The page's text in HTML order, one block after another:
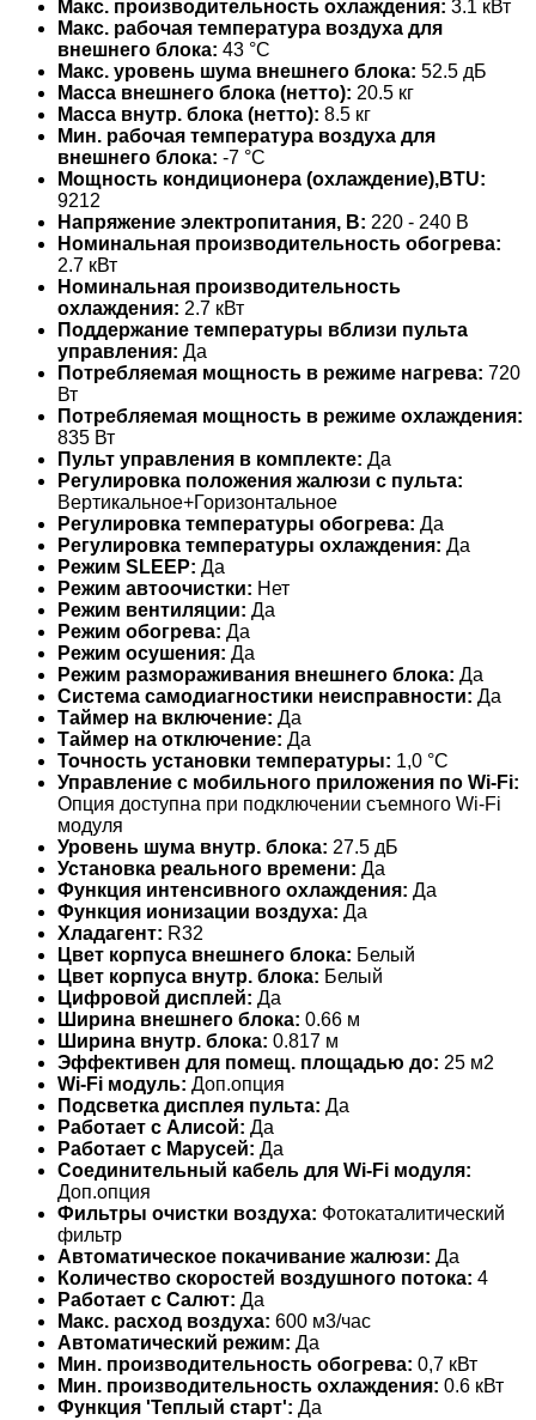
Макс. производительность охлаждения: 3.1 кВт
Макс. рабочая температура воздуха для
внешнего блока: 43 °С
Макс. уровень шума внешнего блока: 52.5 дБ
Масса внешнего блока (нетто): 20.5 кг
Масса внутр. блока (нетто): 8.5 кг
Мин. рабочая температура воздуха для
внешнего блока: -7 °С
Мощность кондиционера (охлаждение),BTU:
9212
Напряжение электропитания, В: 220 - 240 В
Номинальная производительность обогрева:
2.7 кВт
Номинальная производительность
охлаждения: 2.7 кВт
Поддержание температуры вблизи пульта
управления: Да
Потребляемая мощность в режиме нагрева: 720
Вт
Потребляемая мощность в режиме охлаждения:
835 Вт
Пульт управления в комплекте: Да
Регулировка положения жалюзи с пульта:
Вертикальное+Горизонтальное
Регулировка температуры обогрева: Да
Регулировка температуры охлаждения: Да
Режим SLEEP: Да
Режим автоочистки: Нет
Режим вентиляции: Да
Режим обогрева: Да
Режим осушения: Да
Режим размораживания внешнего блока: Да
Система самодиагностики неисправности: Да
Таймер на включение: Да
Таймер на отключение: Да
Точность установки температуры: 1,0 °С
Управление c мобильного приложения по Wi-Fi:
Опция доступна при подключении съемного Wi-Fi
модуля
Уровень шума внутр. блока: 27.5 дБ
Установка реального времени: Да
Функция интенсивного охлаждения: Да
Функция ионизации воздуха: Да
Хладагент: R32
Цвет корпуса внешнего блока: Белый
Цвет корпуса внутр. блока: Белый
Цифровой дисплей: Да
Ширина внешнего блока: 0.66 м
Ширина внутр. блока: 0.817 м
Эффективен для помещ. площадью до: 25 м2
Wi-Fi модуль: Доп.опция
Подсветка дисплея пульта: Да
Работает с Алисой: Да
Работает с Марусей: Да
Соединительный кабель для Wi-Fi модуля:
Доп.опция
Фильтры очистки воздуха: Фотокаталитический
фильтр
Автоматическое покачивание жалюзи: Да
Количество скоростей воздушного потока: 4
Работает с Салют: Да
Макс. расход воздуха: 600 м3/час
Автоматический режим: Да
Мин. производительность обогрева: 0,7 кВт
Мин. производительность охлаждения: 0.6 кВт
Функция 'Теплый старт': Да